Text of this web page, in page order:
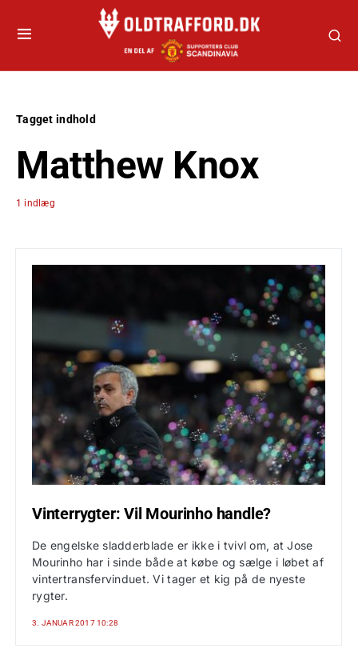
Tagget indhold
Matthew Knox
1 indlæg
Vinterrygter: Vil Mourinho handle?
De engelske sladderblade er ikke i tvivl om, at Jose
Mourinho har i sinde både at købe og sælge i løbet af
vintertransfervinduet. Vi tager et kig på de nyeste
rygter.
3. JANUAR 2017 10:28